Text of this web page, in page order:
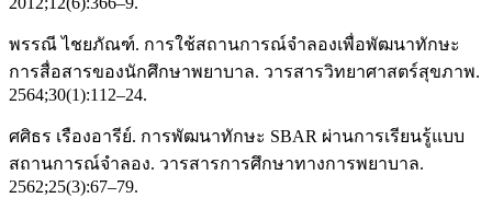
พรรณี ไชยภัณฑ์. การใช้สถานการณ์จำลองเพื่อพัฒนาทักษะ
การสื่อสารของนักศึกษาพยาบาล. วารสารวิทยาศาสตร์สุขภาพ.
2564;30(1):112–24.
ศศิธร เรืองอารีย์. การพัฒนาทักษะ SBAR ผ่านการเรียนรู้แบบ
สถานการณ์จำลอง. วารสารการศึกษาทางการพยาบาล.
2562;25(3):67–79.